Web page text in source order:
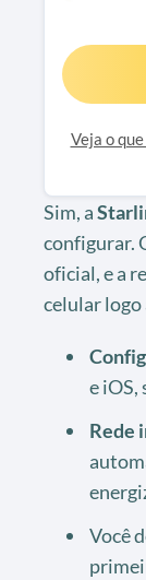
Veja o
Sim, a
configurar.
oficial, e a
celular logo
e iOS,
Rede
Você